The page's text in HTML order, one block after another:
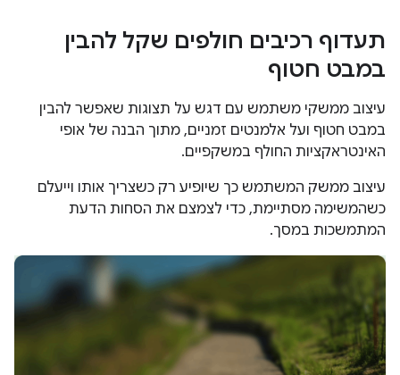
תעדוף רכיבים חולפים שקל להבין
במבט חטוף
עיצוב ממשקי משתמש עם דגש על תצוגות שאפשר להבין
במבט חטוף ועל אלמנטים זמניים, מתוך הבנה של אופי
האינטראקציות החולף במשקפיים.
עיצוב ממשק המשתמש כך שיופיע רק כשצריך אותו וייעלם
כשהמשימה מסתיימת, כדי לצמצם את הסחות הדעת
המתמשכות במסך.